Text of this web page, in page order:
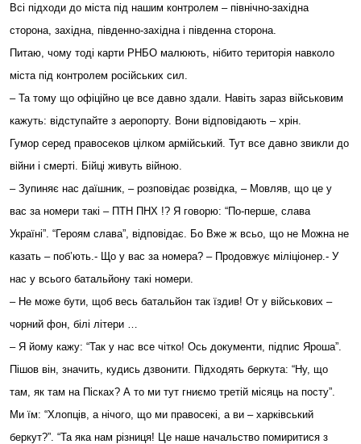
Всі підходи до міста під нашим контролем – північно-західна
сторона, західна, південно-західна і південна сторона.
Питаю, чому тоді карти РНБО малюють, нібито територія навколо
міста під контролем російських сил.
– Та тому що офіційно це все давно здали. Навіть зараз військовим
кажуть: відступайте з аеропорту. Вони відповідають – хрін.
Гумор серед правосеков цілком армійський. Тут все давно звикли до
війни і смерті. Бійці живуть війною.
– Зупиняє нас даїшник, – розповідає розвідка, – Мовляв, що це у
вас за номери такі – ПТН ПНХ !? Я говорю: “По-перше, слава
Україні”. “Героям слава”, відповідає. Бо Вже ж всьо, що не Можна не
казать – поб’ють.- Що у вас за номера? – Продовжує міліціонер.- У
нас у всього батальйону такі номери.
– Не може бути, щоб весь батальйон так їздив! От у військових –
чорний фон, білі літери …
– Я йому кажу: “Так у нас все чітко! Ось документи, підпис Яроша”.
Пішов він, значить, кудись дзвонити. Підходять беркута: “Ну, що
там, як там на Пісках? А то ми тут гниємо третій місяць на посту”.
Ми їм: “Хлопців, а нічого, що ми правосекі, а ви – харківський
беркут?”. “Та яка нам різниця! Це наше начальство помиритися з